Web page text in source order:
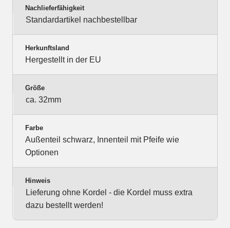
Nachlieferfähigkeit
Standardartikel nachbestellbar
Herkunftsland
Hergestellt in der EU
Größe
ca. 32mm
Farbe
Außenteil schwarz, Innenteil mit Pfeife wie
Optionen
Hinweis
Lieferung ohne Kordel - die Kordel muss extra
dazu bestellt werden!